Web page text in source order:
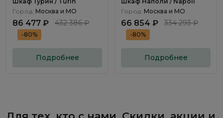
Город: Москва и МО
86 477 ₽ 432 386 ₽
-80%
Подробнее
Город: Москва и МО
66 854 ₽ 334 293 ₽
-80%
Подробнее